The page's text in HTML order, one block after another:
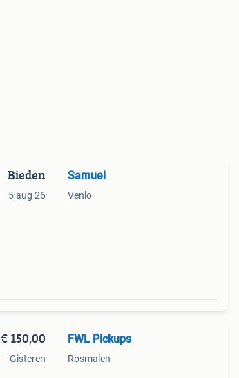
Bieden
5 aug 26
Samuel
Venlo
€ 150,00
Gisteren
FWL Pickups
Rosmalen